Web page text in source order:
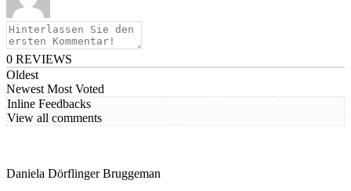
0 REVIEWS
Oldest
Newest Most Voted
Inline Feedbacks
View all comments
Daniela Dörflinger Bruggeman